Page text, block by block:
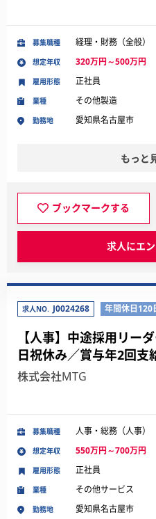
募集職種 経理・財務（全般）
想定年収 320万円～500万円
業種 その他製造
勤務地 愛知県名古屋市
雇用形態 正社員
もっと
ブックマークする
求人にエ
求人NO. J0024268 年間休日120
【人事】中途採用リー
日祝休み／賞与年2回支
株式会社MTG
募集職種 人事・総務（人事）
想定年収 550万円～700万円
業種 その他サービス
勤務地 愛知県名古屋市
雇用形態 正社員